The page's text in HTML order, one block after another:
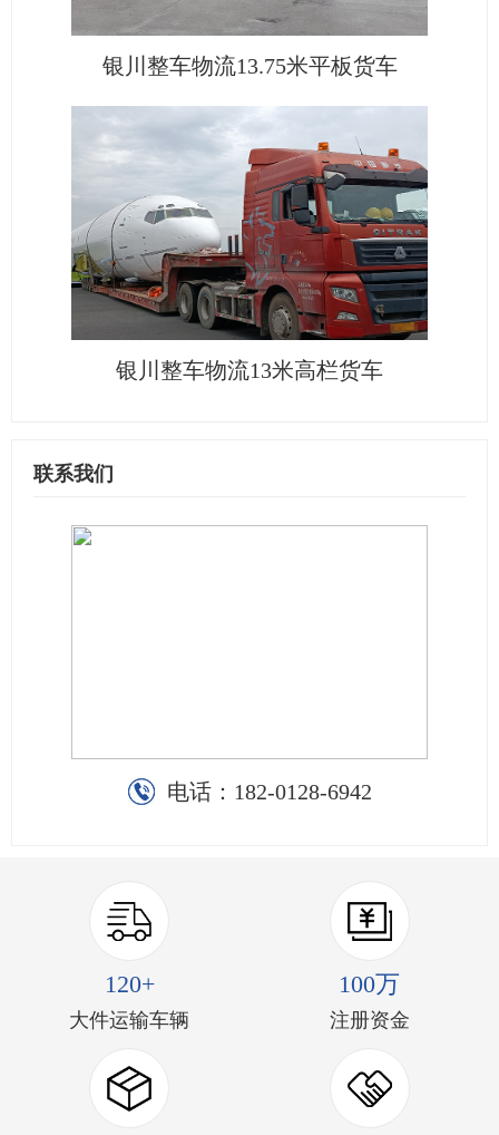
银川整车物流13.75米平板货车
银川整车物流13米高栏货车
联系我们
电话： 182-0128-6942
120+
大件运输车辆
100万
注册资金